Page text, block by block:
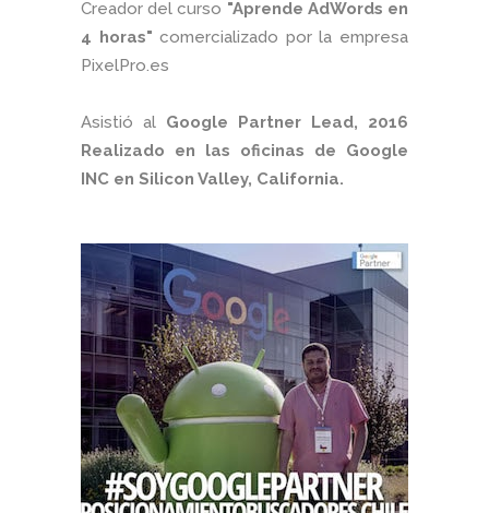
Creador del curso "Aprende AdWords en
4 horas" comercializado por la empresa
PixelPro.es
Asistió al Google Partner Lead, 2016
Realizado en las oficinas de Google
INC en Silicon Valley, California.